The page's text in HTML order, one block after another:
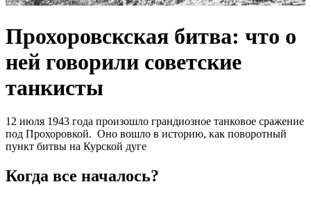
Прохоровскская битва: что о
ней говорили советские
танкисты
12 июля 1943 года произошло грандиозное танковое сражение
под Прохоровкой. Оно вошло в историю, как поворотный
пункт битвы на Курской дуге
Когда все началось?